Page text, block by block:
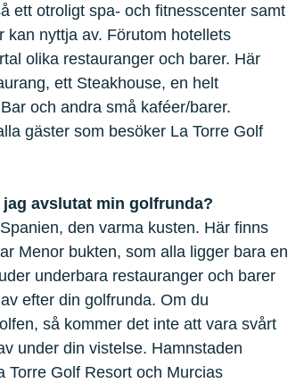
ett otroligt spa- och fitnesscenter samt
kan nyttja av. Förutom hotellets
olika restauranger och barer. Här
ett Steakhouse, en helt
och andra små kaféer/barer.
gäster som besöker La Torre Golf
avslutat min golfrunda?
den varma kusten. Här finns
Menor bukten, som alla ligger bara en
underbara restauranger och barer
efter din golfrunda. Om du
så kommer det inte att vara svårt
under din vistelse. Hamnstaden
Torre Golf Resort och Murcias